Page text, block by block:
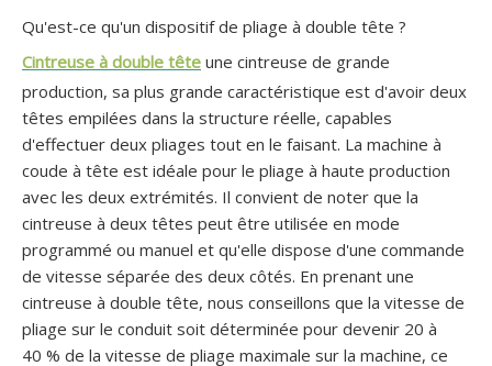
Cintreuse de tubes métalliques à mandrin GM-SB-168NCB
Qu'est-ce qu'un dispositif de pliage à double tête ?
Cintreuse à double tête une cintreuse de grande
production, sa plus grande caractéristique est d'avoir deux
têtes empilées dans la structure réelle, capables
d'effectuer deux pliages tout en le faisant. La machine à
coude à tête est idéale pour le pliage à haute production
avec les deux extrémités. Il convient de noter que la
cintreuse à deux têtes peut être utilisée en mode
programmé ou manuel et qu'elle dispose d'une commande
de vitesse séparée des deux côtés. En prenant une
cintreuse à double tête, nous conseillons que la vitesse de
pliage sur le conduit soit déterminée pour devenir 20 à
40 % de la vitesse de pliage maximale sur la machine, ce